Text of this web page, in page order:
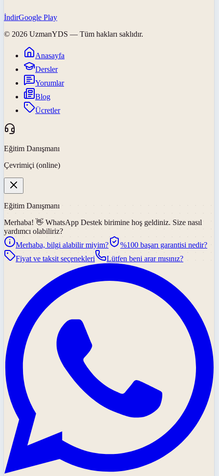
İndirGoogle Play
© 2026 UzmanYDS — Tüm hakları saklıdır.
Anasayfa
Dersler
Yorumlar
Blog
Ücretler
Eğitim Danışmanı
Çevrimiçi (online)
Eğitim Danışmanı
Merhaba! 👋 WhatsApp Destek birimine hoş geldiniz. Size nasıl
yardımcı olabiliriz?
Merhaba, bilgi alabilir miyim?
%100 başarı garantisi nedir?
Fiyat ve taksit seçenekleri
Lütfen beni arar mısınız?